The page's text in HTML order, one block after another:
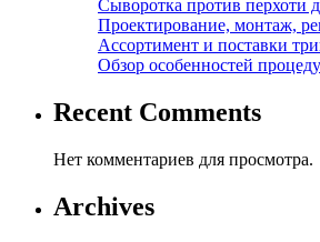
Сыворотка против
Проектирование, монтаж,
Ассортимент и поставки
Обзор особенностей
Recent Comments
Нет комментариев для просмотра.
Archives